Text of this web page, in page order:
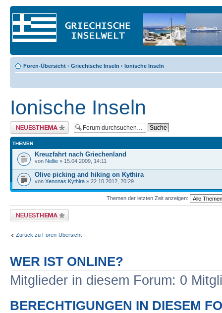
Foren-Übersicht ‹ Griechische Inseln ‹ Ionische Inseln
Ionische Inseln
Neues Thema erstellen
THEMEN
Kreuzfahrt nach Griechenland
von Nellie » 15.04.2009, 14:11
Olive picking and hiking on Kythira
von Xenonas Kythira » 22.10.2012, 20:29
Themen der letzten Zeit anzeigen:
Neues Thema erstellen
Zurück zu Foren-Übersicht
WER IST ONLINE?
Mitglieder in diesem Forum: 0
BERECHTIGUNGEN IN DIESEM